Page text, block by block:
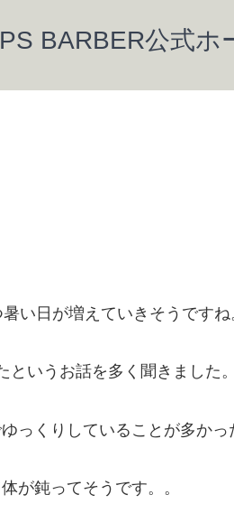
BARBER公式ホ
い日が増えていきそうですね
いうお話を多く聞きました。
っくりしていることが多かっ
が鈍ってそうです。。